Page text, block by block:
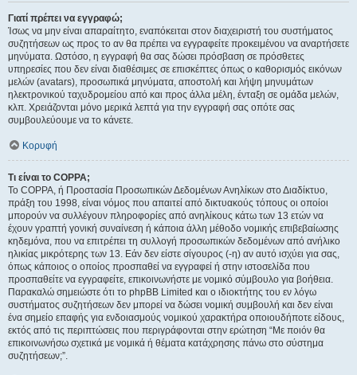
Γιατί πρέπει να εγγραφώ;
Ίσως να μην είναι απαραίτητο, εναπόκειται στον διαχειριστή του συστήματος
συζητήσεων ως προς το αν θα πρέπει να εγγραφείτε προκειμένου να αναρτήσετε
μηνύματα. Ωστόσο, η εγγραφή θα σας δώσει πρόσβαση σε πρόσθετες
υπηρεσίες που δεν είναι διαθέσιμες σε επισκέπτες όπως ο καθορισμός εικόνων
μελών (avatars), προσωπικά μηνύματα, αποστολή και λήψη μηνυμάτων
ηλεκτρονικού ταχυδρομείου από και προς άλλα μέλη, ένταξη σε ομάδα μελών,
κλπ. Χρειάζονται μόνο μερικά λεπτά για την εγγραφή σας οπότε σας
συμβουλεύουμε να το κάνετε.
Κορυφή
Τι είναι το COPPA;
Το COPPA, ή Προστασία Προσωπικών Δεδομένων Ανηλίκων στο Διαδίκτυο,
πράξη του 1998, είναι νόμος που απαιτεί από δικτυακούς τόπους οι οποίοι
μπορούν να συλλέγουν πληροφορίες από ανηλίκους κάτω των 13 ετών να
έχουν γραπτή γονική συναίνεση ή κάποια άλλη μέθοδο νομικής επιβεβαίωσης
κηδεμόνα, που να επιτρέπει τη συλλογή προσωπικών δεδομένων από ανήλικο
ηλικίας μικρότερης των 13. Εάν δεν είστε σίγουρος (-η) αν αυτό ισχύει για σας,
όπως κάποιος ο οποίος προσπαθεί να εγγραφεί ή στην ιστοσελίδα που
προσπαθείτε να εγγραφείτε, επικοινωνήστε με νομικό σύμβουλο για βοήθεια.
Παρακαλώ σημειώστε ότι το phpBB Limited και ο ιδιοκτήτης του εν λόγω
συστήματος συζητήσεων δεν μπορεί να δώσει νομική συμβουλή και δεν είναι
ένα σημείο επαφής για ενδοιασμούς νομικού χαρακτήρα οποιουδήποτε είδους,
εκτός από τις περιπτώσεις που περιγράφονται στην ερώτηση “Με ποιόν θα
επικοινωνήσω σχετικά με νομικά ή θέματα κατάχρησης πάνω στο σύστημα
συζητήσεων;”.